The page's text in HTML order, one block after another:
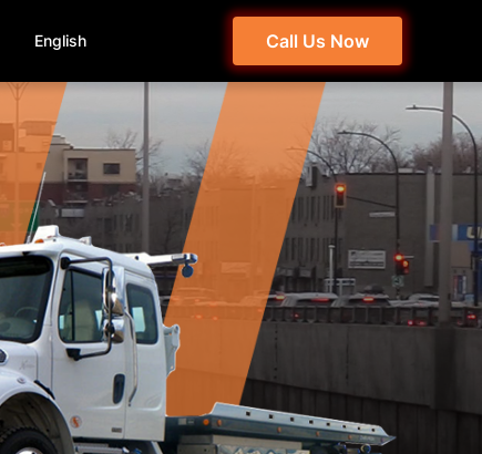
English Call Us Now